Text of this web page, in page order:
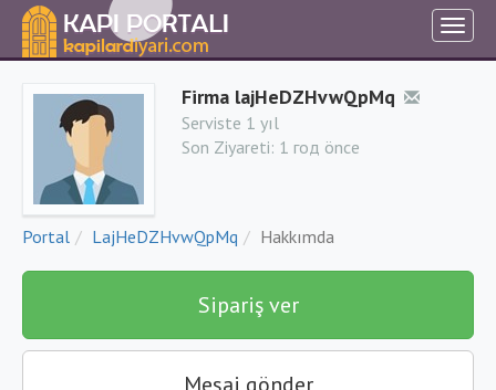
Firma lajHeDZHvwQpMq
Serviste 1 yıl
Son Ziyareti: 1 год önce
Portal LajHeDZHvwQpMq Hakkımda
Sipariş ver